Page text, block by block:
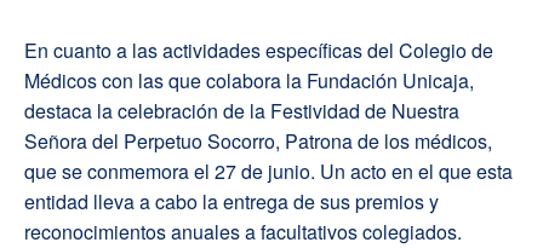
En cuanto a las actividades específicas del Colegio de
Médicos con las que colabora la Fundación Unicaja,
destaca la celebración de la Festividad de Nuestra
Señora del Perpetuo Socorro, Patrona de los médicos,
que se conmemora el 27 de junio. Un acto en el que esta
entidad lleva a cabo la entrega de sus premios y
reconocimientos anuales a facultativos colegiados.